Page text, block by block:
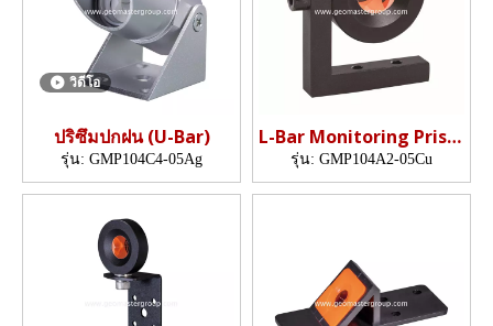
วิดีโอ
ปริซึมปกฝน (U-Bar)
รุ่น: GMP104C4-05Ag
L-Bar Monitoring Prism
(GMP104A)
รุ่น: GMP104A2-05Cu